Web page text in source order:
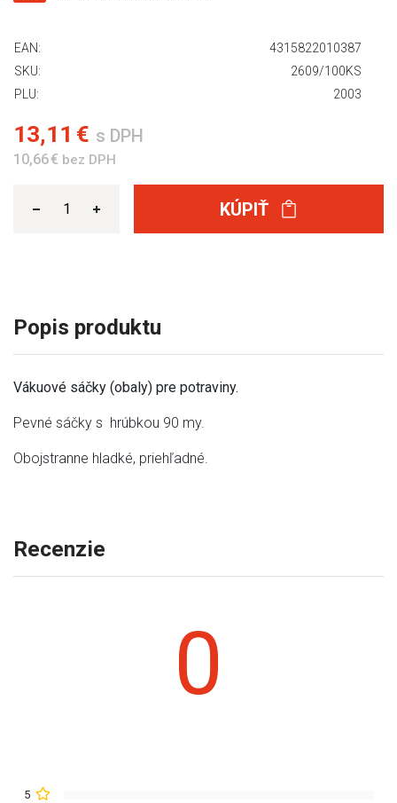
EAN:
4315822010387
SKU:
2609/100KS
PLU:
2003
13,11 € s DPH
10,66 € bez DPH
KÚPIŤ
Popis produktu
Vákuové sáčky (obaly) pre potraviny.
Pevné sáčky s hrúbkou 90 my.
Obojstranne hladké, priehľadné.
Recenzie
0
5